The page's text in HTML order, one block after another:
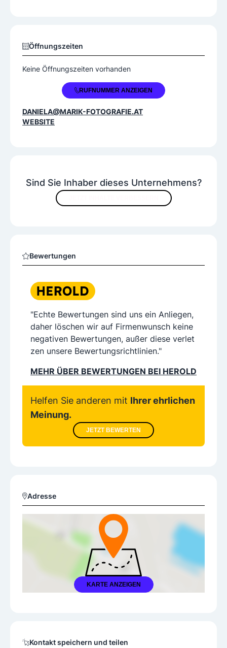
Sind Sie Inhaber dieses Unternehmens?
Bewertungen
"Echte Bewertungen sind uns ein Anliegen,
daher löschen wir auf Firmenwunsch keine
negativen Bewertungen, außer diese verlet
zen unsere Bewertungsrichtlinien."
MEHR ÜBER BEWERTUNGEN BEI HEROLD
Helfen Sie anderen mit Ihrer ehrlichen
Meinung.
JETZT BEWERTEN
Adresse
KARTE ANZEIGEN
Öffnungszeiten
Keine Öffnungszeiten vorhanden
+43 680 3251019RUFNUMMER ANZEIGEN
DANIELA@MARIK-FOTOGRAFIE.AT
WEBSITE
Kontakt speichern und teilen